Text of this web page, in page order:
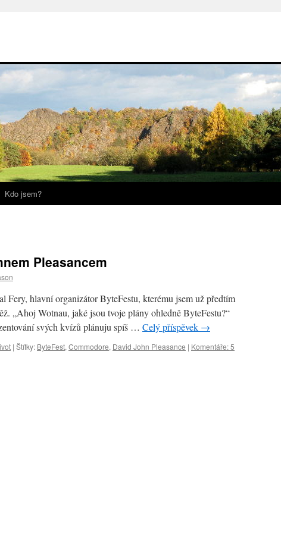
Kdo jsem?
Pleasancem
Fery, hlavní organizátor ByteFestu, kterému jsem už předtím
„Ahoj Wotnau, jaké jsou tvoje plány ohledně ByteFestu?“
svých kvízů plánuju spíš … Celý příspěvek →
| Štítky: ByteFest, Commodore, David John Pleasance | Komentáře: 5